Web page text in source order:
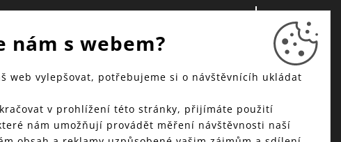
nám s webem?
web vylepšovat, potřebujeme si o návštěvnícíh ukládat
v prohlížení této stránky, přijímáte použití
nám umožňují provádět měření návštěvnosti naší